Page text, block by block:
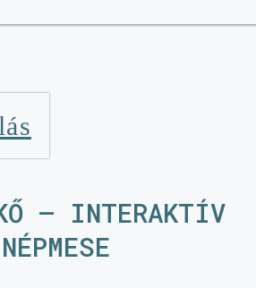
– INTERAKTÍV
NÉPMESE